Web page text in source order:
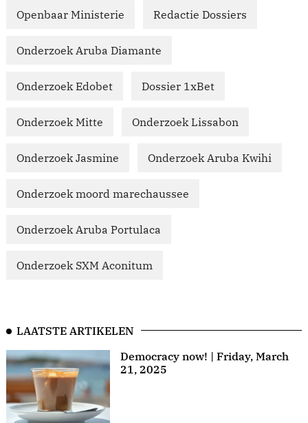
Openbaar Ministerie Redactie Dossiers
Onderzoek Aruba Diamante
Onderzoek Edobet Dossier 1xBet
Onderzoek Mitte Onderzoek Lissabon
Onderzoek Jasmine Onderzoek Aruba Kwihi
Onderzoek moord marechaussee
Onderzoek Aruba Portulaca
Onderzoek SXM Aconitum
LAATSTE ARTIKELEN
Democracy now! | Friday, March
21, 2025